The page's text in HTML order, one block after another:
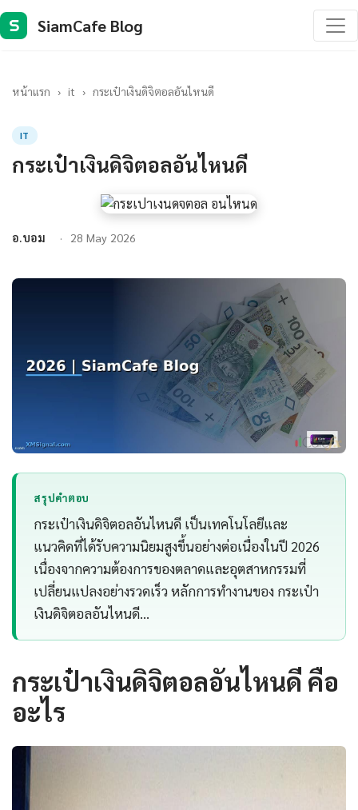
S SiamCafe Blog
หน้าแรก › it › กระเป๋าเงินดิจิตอลอันไหนดี
IT
กระเป๋าเงินดิจิตอลอันไหนดี
อ.บอม 28 May 2026
สรุปคำตอบ
กระเป๋าเงินดิจิตอลอันไหนดี เป็นเทคโนโลยีและ
แนวคิดที่ได้รับความนิยมสูงขึ้นอย่างต่อเนื่องในปี 2026
เนื่องจากความต้องการของตลาดและอุตสาหกรรมที่
เปลี่ยนแปลงอย่างรวดเร็ว หลักการทำงานของ กระเป๋า
เงินดิจิตอลอันไหนดี…
กระเป๋าเงินดิจิตอลอันไหนดี คือ
อะไร